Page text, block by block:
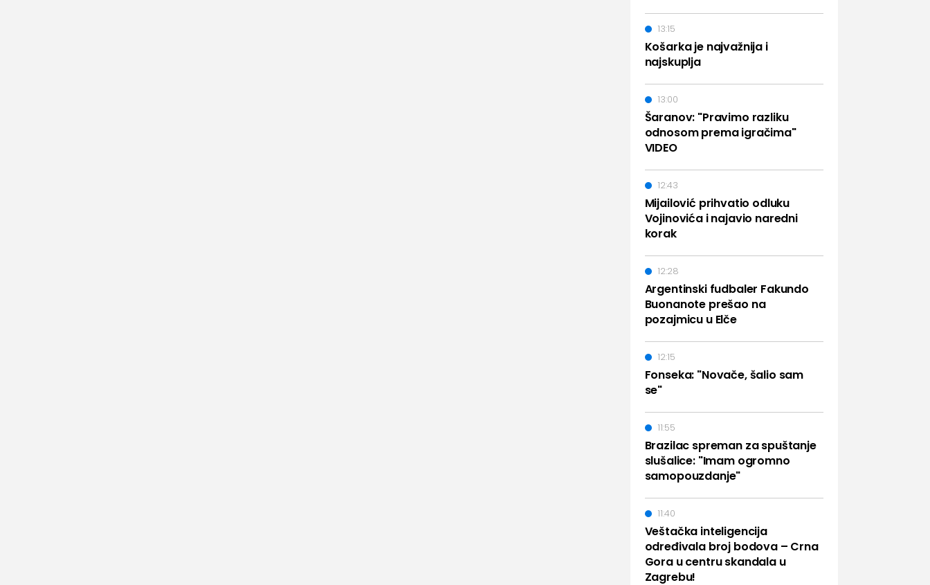
Košarka je najvažnija i
najskuplja
13:15
Šaranov: "Pravimo razliku
odnosom prema igračima"
VIDEO
13:00
Mijailović prihvatio odluku
Vojinovića i najavio naredni
korak
12:43
Argentinski fudbaler Fakundo
Buonanote prešao na
pozajmicu u Elče
12:28
Fonseka: "Novače, šalio sam
se"
12:15
Brazilac spreman za spuštanje
slušalice: "Imam ogromno
samopouzdanje"
11:55
Veštačka inteligencija
određivala broj bodova – Crna
Gora u centru skandala u
Zagrebu!
11:40